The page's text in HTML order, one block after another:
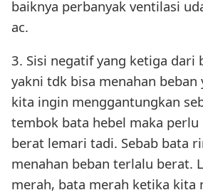
baiknya perbanyak ventilasi
ac.
3. Sisi negatif yang ketiga dari
yakni tdk bisa menahan beban
kita ingin menggantungkan
tembok bata hebel maka
berat lemari tadi. Sebab bata
menahan beban terlalu berat.
merah, bata merah ketika kita